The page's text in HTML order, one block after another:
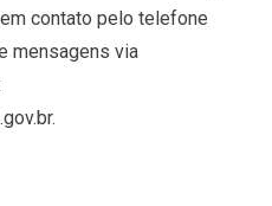
contato pelo telefone
mensagens via